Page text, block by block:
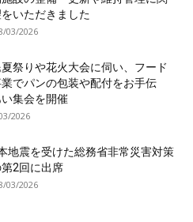
いただきました
03/2026
祭りや花火大会に伺い、フード
でパンの包装や配付をお手伝
集会を開催
2026
地震を受けた総務省非常災害対策
2回に出席
03/2026